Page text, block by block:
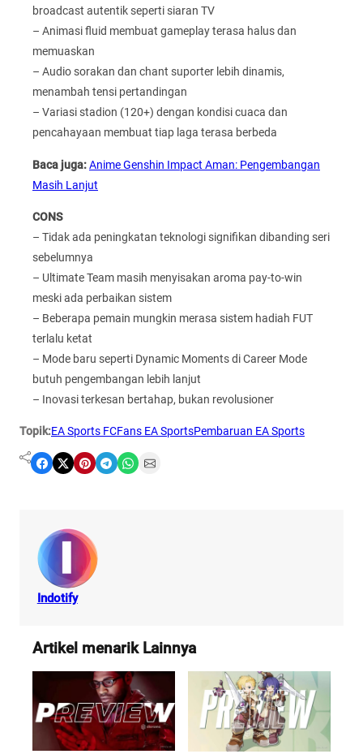
broadcast autentik seperti siaran TV
– Animasi fluid membuat gameplay terasa halus dan
memuaskan
– Audio sorakan dan chant suporter lebih dinamis,
menambah tensi pertandingan
– Variasi stadion (120+) dengan kondisi cuaca dan
pencahayaan membuat tiap laga terasa berbeda
Baca juga:Anime Genshin Impact Aman: Pengembangan
Masih Lanjut
CONS
– Tidak ada peningkatan teknologi signifikan dibanding seri
sebelumnya
– Ultimate Team masih menyisakan aroma pay-to-win
meski ada perbaikan sistem
– Beberapa pemain mungkin merasa sistem hadiah FUT
terlalu ketat
– Mode baru seperti Dynamic Moments di Career Mode
butuh pengembangan lebih lanjut
– Inovasi terkesan bertahap, bukan revolusioner
Topik:EA Sports FCFans EA SportsPembaruan EA Sports
Share on Facebook Share on X Share on Pinterest Share on Telegram Share on WhatsApp Share on Email
Indotify
Artikel menarik Lainnya